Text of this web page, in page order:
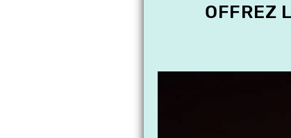
OFFREZ